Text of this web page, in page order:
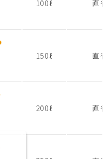
100ℓ 直
150ℓ 直
200ℓ 直